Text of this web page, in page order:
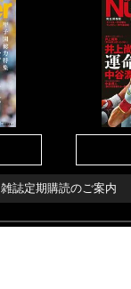
雑誌定期購読のご案内